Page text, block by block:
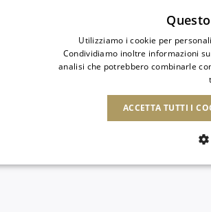
Utilizziamo i cookie per
Condividiamo inoltre informazioni
analisi che potrebbero combinarle
ACCETTA TUTTI I